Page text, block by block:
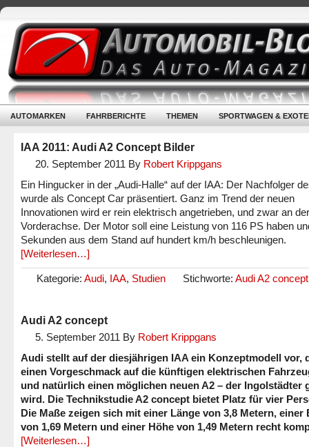
AUTOMARKEN FAHRBERICHTE THEMEN SPORTWAGEN &
IAA 2011: Audi A2 Concept Bilder
20. September 2011 By Robert Krippgans
Ein Hingucker in der „Audi-Halle“ auf der IAA: Der Nachfolger
wurde als Concept Car präsentiert. Ganz im Trend der neuen
Innovationen wird er rein elektrisch angetrieben, und zwar an der
Vorderachse. Der Motor soll eine Leistung von 116 PS haben
Sekunden aus dem Stand auf hundert km/h beschleunigen.
[Weiterlesen…]
Kategorie: Audi, IAA, Studien Stichworte: Audi A2 concept
Audi A2 concept
5. September 2011 By Robert Krippgans
Audi stellt auf der diesjährigen IAA ein Konzeptmodell vor,
einen Vorgeschmack auf die künftigen elektrischen
und natürlich einen möglichen neuen A2 – der Ingolstädter
wird. Die Technikstudie A2 concept bietet Platz für vier
Die Maße zeigen sich mit einer Länge von 3,8 Metern, einer
von 1,69 Metern und einer Höhe von 1,49 Metern recht
[Weiterlesen…]